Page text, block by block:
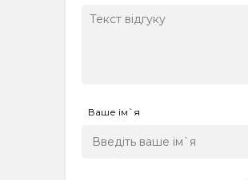
Ваше ім`я